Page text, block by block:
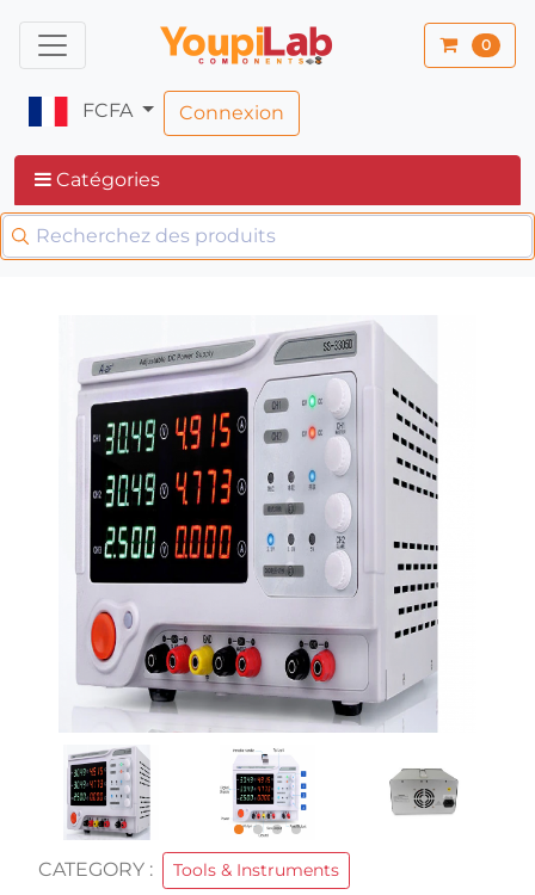
0
FCFA Connexion
Catégories
CATEGORY :
Tools & Instruments